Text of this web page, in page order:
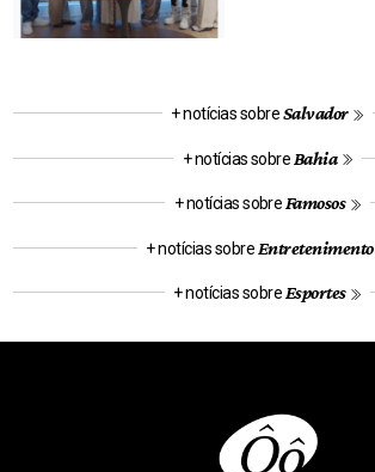
+ notícias sobreSalvador
+ notícias sobre Bahia
+ notícias sobre Famosos
+ notícias sobre Entretenimento
+ notícias sobre Esportes